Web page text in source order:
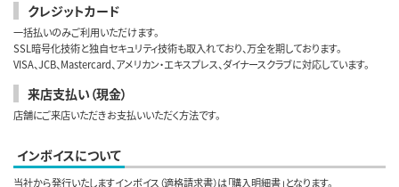
クレジットカード
一括払いのみご利用いただけます。
SSL暗号化技術と独自セキュリティ技術も取入れており、万全を期しております。
VISA、JCB、Mastercard、アメリカン・エキスプレス、ダイナースクラブに対応しています。
来店支払い（現金）
店舗にご来店いただきお支払いいただく方法です。
インボイスについて
当社から発行いたしますインボイス（適格請求書）は「購入明細書」となります。